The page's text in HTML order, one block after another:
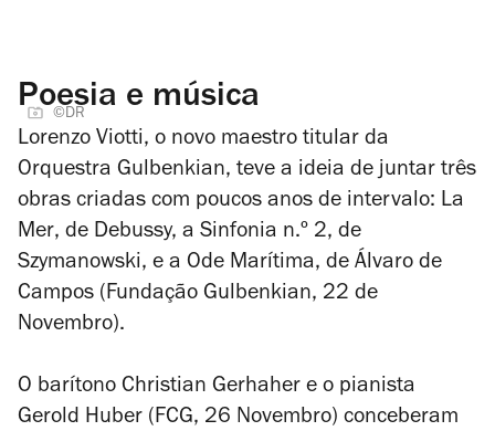
Poesia e música
©DR
Lorenzo Viotti, o novo maestro titular da
Orquestra Gulbenkian, teve a ideia de juntar três
obras criadas com poucos anos de intervalo: La
Mer, de Debussy, a Sinfonia n.º 2, de
Szymanowski, e a Ode Marítima, de Álvaro de
Campos (Fundação Gulbenkian, 22 de
Novembro).
O barítono Christian Gerhaher e o pianista
Gerold Huber (FCG, 26 Novembro) conceberam